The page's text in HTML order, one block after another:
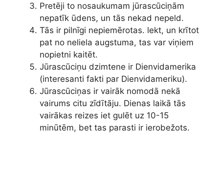
Pretēji to nosaukumam jūrascūciņām
nepatīk ūdens, un tās nekad nepeld.
Tās ir pilnīgi nepiemērotas. lekt, un krītot
pat no neliela augstuma, tas var viņiem
nopietni kaitēt.
Jūrascūciņu dzimtene ir Dienvidamerika
(interesanti fakti par Dienvidameriku).
Jūrascūciņas ir vairāk nomodā nekā
vairums citu zīdītāju. Dienas laikā tās
vairākas reizes iet gulēt uz 10-15
minūtēm, bet tas parasti ir ierobežots.